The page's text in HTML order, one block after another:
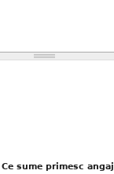
sume primesc